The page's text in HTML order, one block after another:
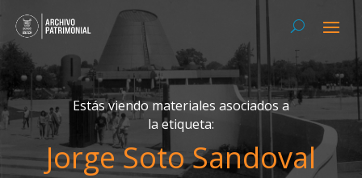
Estás viendo materiales asociados a
la etiqueta:
Jorge Soto Sandoval